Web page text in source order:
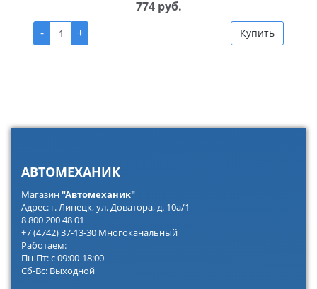
774 руб.
-
+ Купить
АВТОМЕХАНИК
Магазин"Автомеханик"
Адрес: г. Липецк, ул. Доватора, д. 10а/1
8 800 200 48 01
+7 (4742) 37-13-30 Многоканальный
Работаем:
Пн-Пт: с 09:00-18:00
Сб-Вс: Выходной